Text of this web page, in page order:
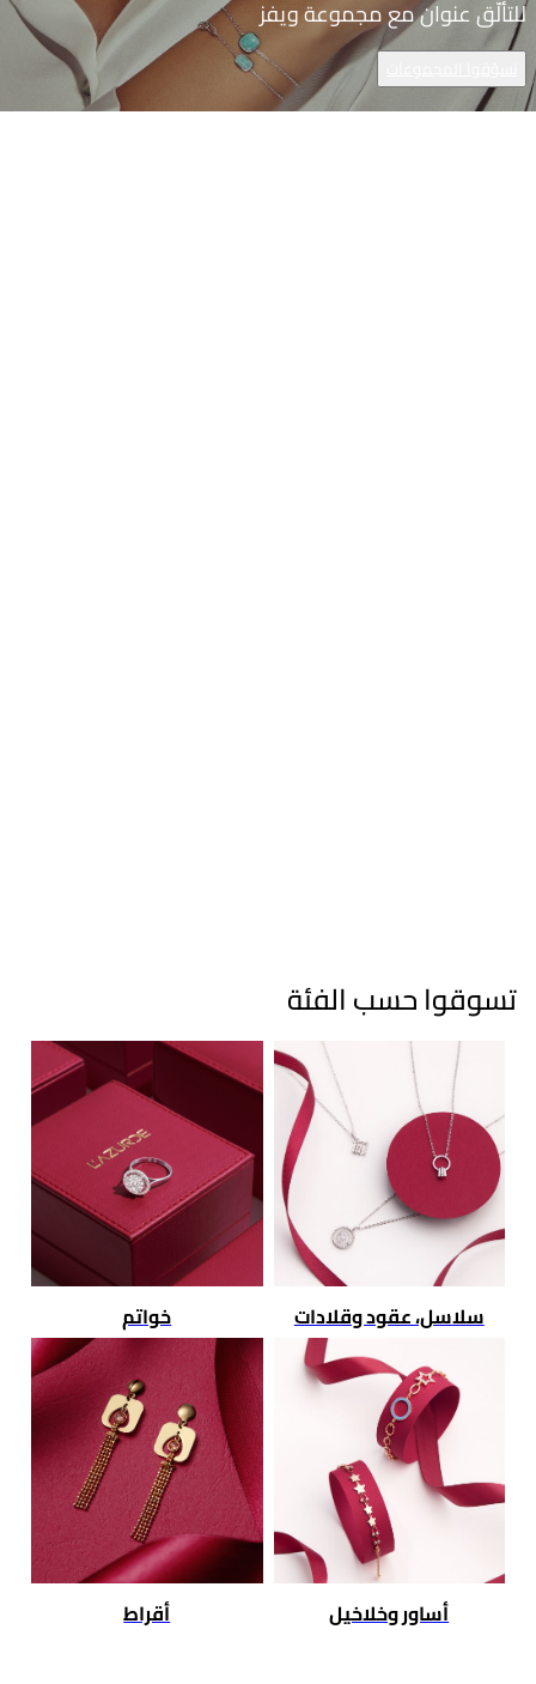
للتألّق عنوان مع مجموعة ويفز
تسوقوا حسب الفئة
سلاسل، عقود وقلادات خواتم
أساور وخلاخيل أقراط